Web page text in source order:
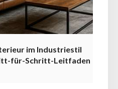
im Industriestil
für-Schritt-Leitfaden